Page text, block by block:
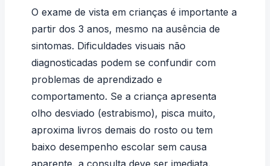
O exame de vista em crianças é importante a
partir dos 3 anos, mesmo na ausência de
sintomas. Dificuldades visuais não
diagnosticadas podem se confundir com
problemas de aprendizado e
comportamento. Se a criança apresenta
olho desviado (estrabismo), pisca muito,
aproxima livros demais do rosto ou tem
baixo desempenho escolar sem causa
aparente, a consulta deve ser imediata.